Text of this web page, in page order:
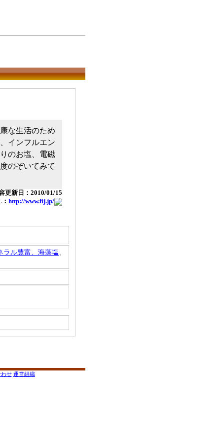
な生活のため
インフルエン
のお塩、電磁
のぞいてみて
更新日：2010/01/15
http://www.fij.jp/
ラル豊富、海藻塩、
わせ 運営組織